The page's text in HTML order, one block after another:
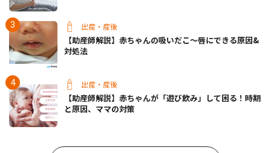
出産・産後
【助産師解説】赤ちゃんの吸いだこ〜唇にできる原因&
対処法
出産・産後
【助産師解説】赤ちゃんが「遊び飲み」して困る！時期
と原因、ママの対策